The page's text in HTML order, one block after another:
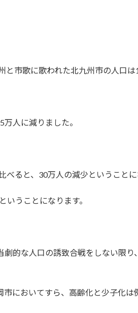
市歌に歌われた北九州市の人口は
人に減りました。
ると、30万人の減少ということに
うことになります。
的な人口の誘致合戦をしない限
においてすら、高齢化と少子化は